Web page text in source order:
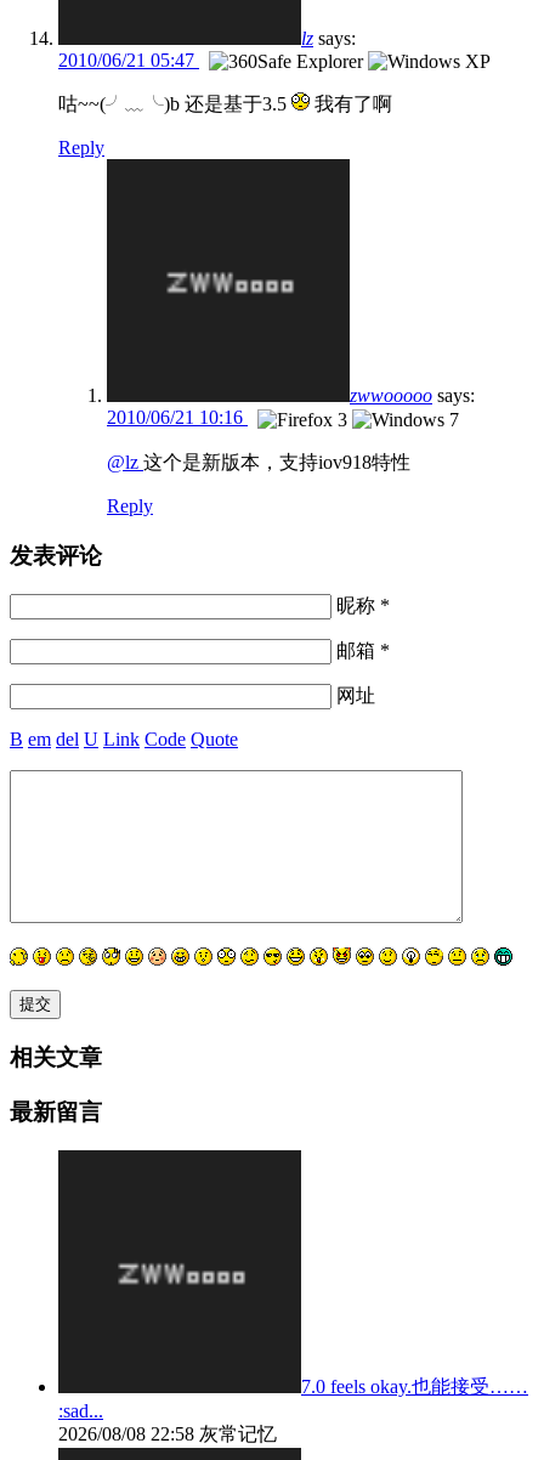
lz says:
2010/06/21 05:47
咕~~(╯﹏╰)b 还是基于3.5 我有了啊
Reply
zwwooooo says:
2010/06/21 10:16
@lz 这个是新版本，支持iov918特性
Reply
发表评论
昵称 *
邮箱 *
网址
B em del U Link Code Quote
相关文章
最新留言
7.0 feels okay.也能接受……
:sad...
2026/08/08 22:58 灰常记忆